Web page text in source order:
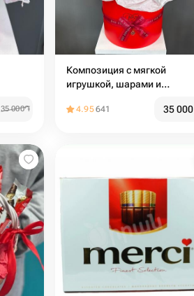
35 000֏
Композиция с мягкой
игрушкой, шарами и
4.95641 35 000